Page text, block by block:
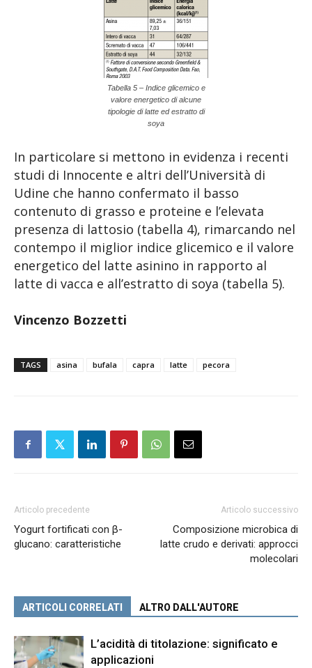
Tabella 5 – Indice glicemico e
valore energetico di alcune
tipologie di latte ed estratto di
soya
In particolare si mettono in evidenza i recenti
studi di Innocente e altri dell’Università di
Udine che hanno confermato il basso
contenuto di grasso e proteine e l’elevata
presenza di lattosio (tabella 4), rimarcando nel
contempo il miglior indice glicemico e il valore
energetico del latte asinino in rapporto al
latte di vacca e all’estratto di soya (tabella 5).
Vincenzo Bozzetti
TAGS asina bufala capra latte pecora
Articolo precedente
Yogurt fortificati con β-
glucano: caratteristiche
Articolo successivo
Composizione microbica di
latte crudo e derivati: approcci
molecolari
ARTICOLI CORRELATI ALTRO DALL'AUTORE
L’acidità di titolazione: significato e
applicazioni